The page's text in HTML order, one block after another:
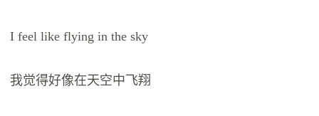
I feel like flying in the sky
我觉得好像在天空中飞翔